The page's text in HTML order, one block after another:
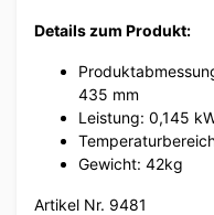
Details zum Produkt:
435 mm
Leistung: 0,145
Gewicht: 42kg
Artikel Nr. 9481